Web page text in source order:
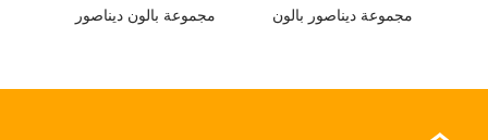
مجموعة بالون ديناصور مجموعة ديناصور بالون